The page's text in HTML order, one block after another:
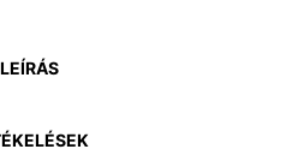
LEÍRÁS